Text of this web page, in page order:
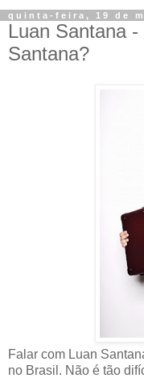
quinta-feira, 19 de
Luan Santana
Santana?
Falar com Luan
no Brasil. Não é tão